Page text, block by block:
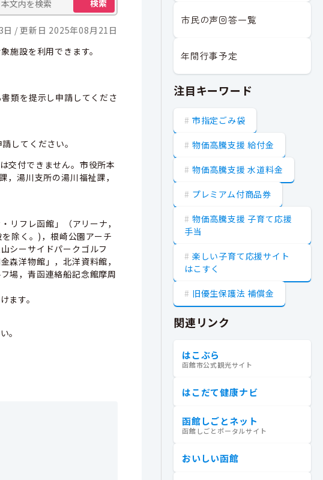
検索
更新日 2025年08月21日
施設を利用できます。
類を提示し申請してくださ
してください。
交付できません。市役所本
湯川支所の湯川福祉課，
フレ函館」（アリーナ，
除く。)，根崎公園アーチ
シーサイドパークゴルフ
森洋物館」，北洋資料館，
場，青函連絡船記念館摩周
ます。
。
市民の声回答一覧
年間行事予定
注目キーワード
市指定ごみ袋
物価高騰支援 給付金
物価高騰支援 水道料金
プレミアム付商品券
物価高騰支援 子育て応援
手当
楽しい子育て応援サイト
はこすく
旧優生保護法 補償金
関連リンク
はこぶら
函館市公式観光サイト
はこだて健康ナビ
函館しごとネット
函館しごとポータルサイト
おいしい函館